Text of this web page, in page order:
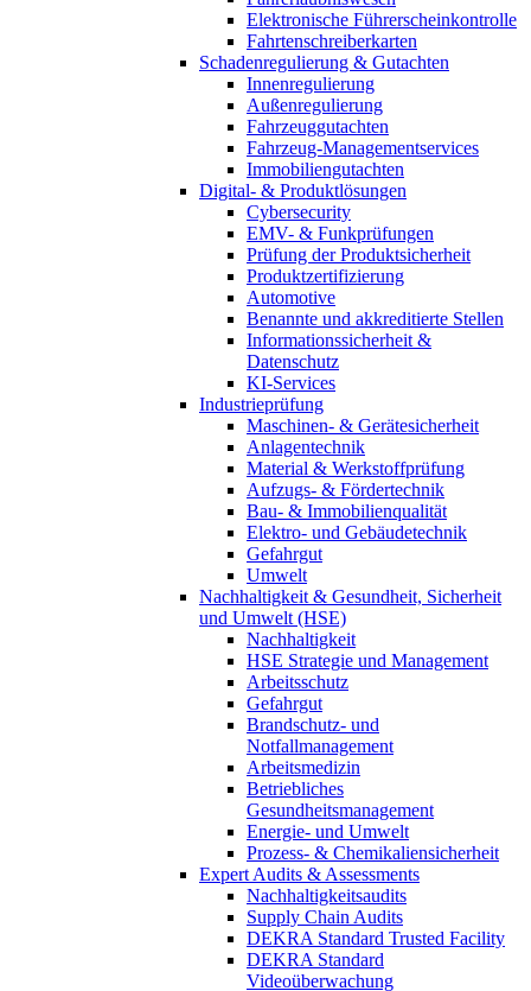
Elektronische Führerscheinkontrolle
Fahrtenschreiberkarten
Schadenregulierung & Gutachten
Innenregulierung
Außenregulierung
Fahrzeuggutachten
Fahrzeug-Managementservices
Immobiliengutachten
Digital- & Produktlösungen
Cybersecurity
EMV- & Funkprüfungen
Prüfung der Produktsicherheit
Produktzertifizierung
Automotive
Benannte und akkreditierte Stellen
Informationssicherheit &
Datenschutz
KI-Services
Industrieprüfung
Maschinen- & Gerätesicherheit
Anlagentechnik
Material & Werkstoffprüfung
Aufzugs- & Fördertechnik
Bau- & Immobilienqualität
Elektro- und Gebäudetechnik
Gefahrgut
Umwelt
Nachhaltigkeit & Gesundheit, Sicherheit
und Umwelt (HSE)
Nachhaltigkeit
HSE Strategie und Management
Arbeitsschutz
Gefahrgut
Brandschutz- und
Notfallmanagement
Arbeitsmedizin
Betriebliches
Gesundheitsmanagement
Energie- und Umwelt
Prozess- & Chemikaliensicherheit
Expert Audits & Assessments
Nachhaltigkeitsaudits
Supply Chain Audits
DEKRA Standard Trusted Facility
DEKRA Standard
Videoüberwachung